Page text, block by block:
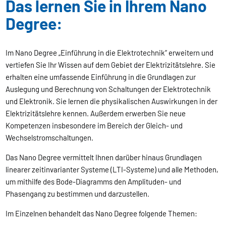
Das lernen Sie in Ihrem Nano
Degree:
Im Nano Degree „Einführung in die Elektrotechnik“ erweitern und
vertiefen Sie Ihr Wissen auf dem Gebiet der Elektrizitätslehre. Sie
erhalten eine umfassende Einführung in die Grundlagen zur
Auslegung und Berechnung von Schaltungen der Elektrotechnik
und Elektronik. Sie lernen die physikalischen Auswirkungen in der
Elektrizitätslehre kennen. Außerdem erwerben Sie neue
Kompetenzen insbesondere im Bereich der Gleich- und
Wechselstromschaltungen.
Das Nano Degree vermittelt Ihnen darüber hinaus Grundlagen
linearer zeitinvarianter Systeme (LTI-Systeme) und alle Methoden,
um mithilfe des Bode-Diagramms den Amplituden- und
Phasengang zu bestimmen und darzustellen.
Im Einzelnen behandelt das Nano Degree folgende Themen: